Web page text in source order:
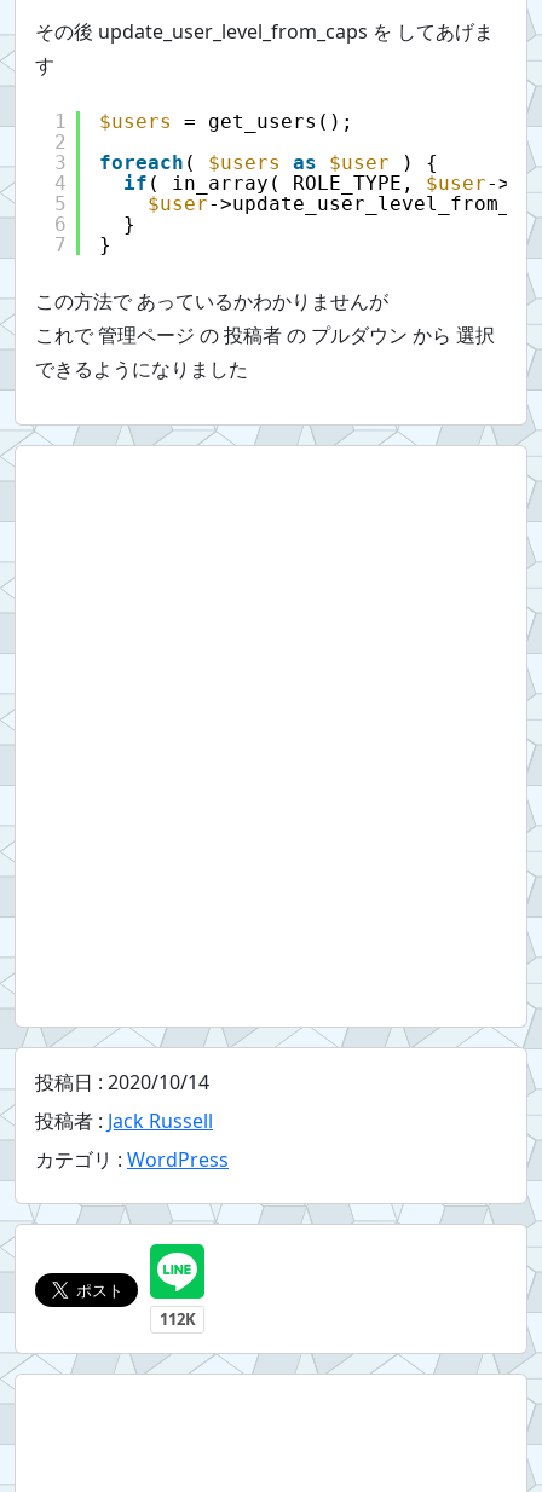
その後 update_user_level_from_caps を してあげま
す
1
2
3
4
5
6
7
$users
= get_users();
foreach ( $users as $user
) {
if ( in_array( ROLE_TYPE, $user-
$user-
}
}
この方法で あっているかわかりませんが
これで 管理ページ の 投稿者 の プルダウン から 選択
できるようになりました
投稿日 : 2020/10/14
投稿者 : Jack Russell
カテゴリ : WordPress